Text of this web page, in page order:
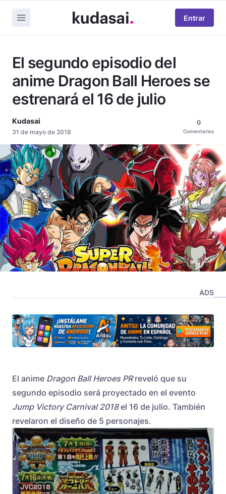
Entrar
El segundo episodio del
anime Dragon Ball Heroes se
estrenará el 16 de julio
Kudasai
31 de mayo de 2018
0
Comentarios
ADS
El anime Dragon Ball Heroes PRreveló que su
segundo episodio será proyectado en el evento
Jump Victory Carnival 2018el 16 de julio. También
revelaron el diseño de 5 personajes.